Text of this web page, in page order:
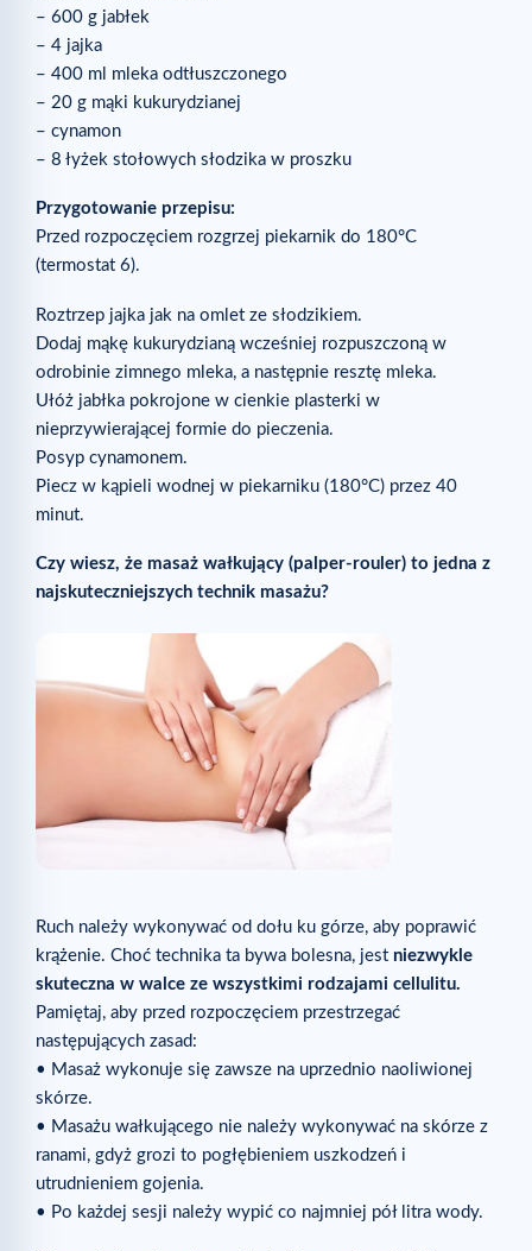
– 600 g jabłek
– 4 jajka
– 400 ml mleka odtłuszczonego
– 20 g mąki kukurydzianej
– cynamon
– 8 łyżek stołowych słodzika w proszku
Przygotowanie przepisu:
Przed rozpoczęciem rozgrzej piekarnik do 180°C
(termostat 6).
Roztrzep jajka jak na omlet ze słodzikiem.
Dodaj mąkę kukurydzianą wcześniej rozpuszczoną w
odrobinie zimnego mleka, a następnie resztę mleka.
Ułóż jabłka pokrojone w cienkie plasterki w
nieprzywierającej formie do pieczenia.
Posyp cynamonem.
Piecz w kąpieli wodnej w piekarniku (180°C) przez 40
minut.
Czy wiesz, że masaż wałkujący (palper-rouler) to jedna z
najskuteczniejszych technik masażu?
Ruch należy wykonywać od dołu ku górze, aby poprawić
krążenie. Choć technika ta bywa bolesna, jest niezwykle
skuteczna w walce ze wszystkimi rodzajami cellulitu.
Pamiętaj, aby przed rozpoczęciem przestrzegać
następujących zasad:
• Masaż wykonuje się zawsze na uprzednio naoliwionej
skórze.
• Masażu wałkującego nie należy wykonywać na skórze z
ranami, gdyż grozi to pogłębieniem uszkodzeń i
utrudnieniem gojenia.
• Po każdej sesji należy wypić co najmniej pół litra wody.